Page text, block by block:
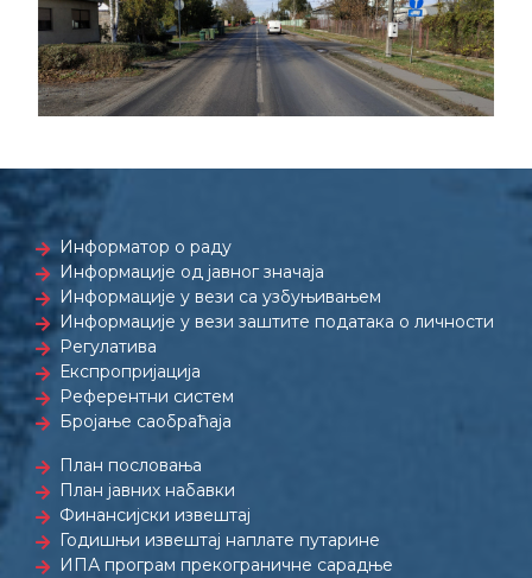
Информатор о раду
Информације од јавног значаја
Информације у вези са узбуњивањем
Информације у вези заштите података о личности
Регулатива
Експропријација
Референтни систем
Бројање саобраћаја
План пословања
План јавних набавки
Финансијски извештај
Годишњи извештај наплате путарине
ИПА програм прекограничне сарадње